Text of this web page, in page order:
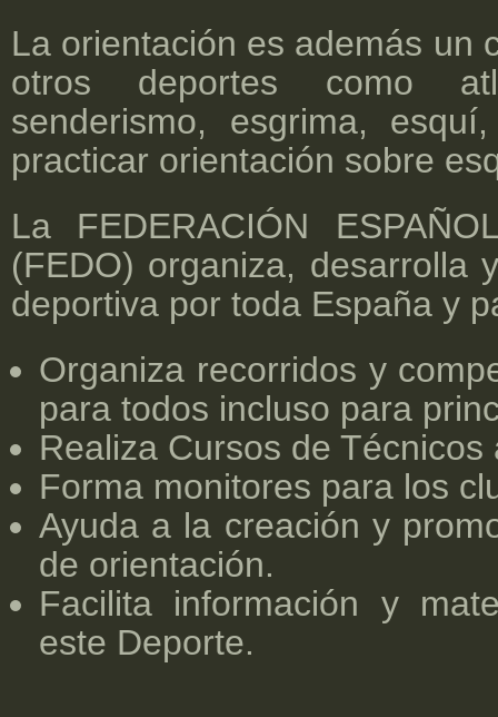
La orientación es además un
otros deportes como
senderismo, esgrima,
practicar orientación sobre
La FEDERACIÓN
(FEDO) organiza, desarrolla
deportiva por toda España y
Organiza recorridos y
para todos incluso para
Realiza Cursos de
Forma monitores para los
Ayuda a la creación y
de orientación.
Facilita información y
este Deporte.